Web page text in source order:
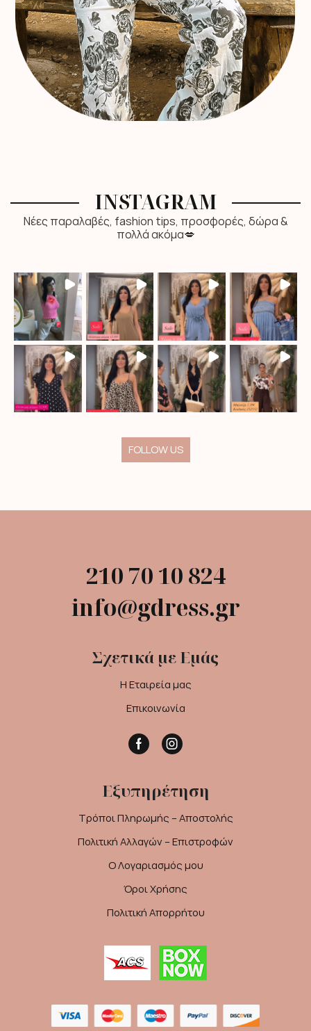
INSTAGRAM
Νέες παραλαβές, fashion tips, προσφορές, δώρα &
πολλά ακόμα💋
FOLLOW US
210 70 10 824
info@gdress.gr
Σχετικά με Εμάς
Η Εταιρεία μας
Επικοινωνία
FacebookInstagram
Εξυπηρέτηση
Τρόποι Πληρωμής – Αποστολής
Πολιτική Αλλαγών – Επιστροφών
Ο Λογαριασμός μου
Όροι Χρήσης
Πολιτική Απορρήτου